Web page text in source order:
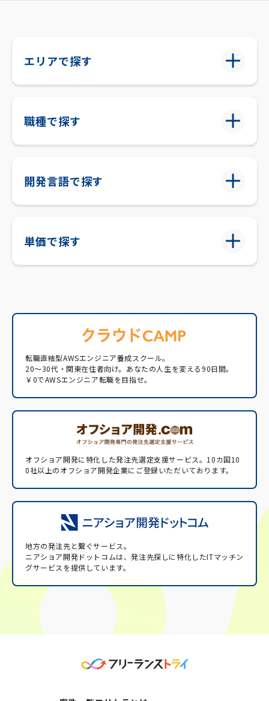
エリアで探す
職種で探す
開発言語で探す
単価で探す
転職直結型AWSエンジニア養成スクール。
20〜30代・関東在住者向け。あなたの人生を変える90日間。
￥0でAWSエンジニア転職を目指せ。
オフショア開発に特化した発注先選定支援サービス。 10カ国10
0社以上のオフショア開発企業にご登録いただいております。
地方の発注先と繋ぐサービス。
ニアショア開発ドットコムは、発注先探しに特化したITマッチン
グサービスを提供しています。